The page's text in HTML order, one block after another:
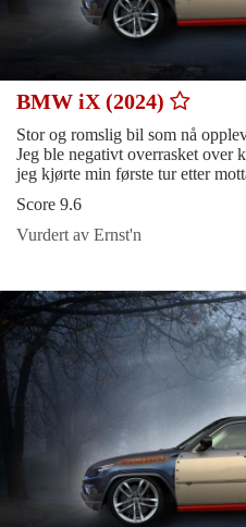
BMW iX (2024)
Stor og romslig bil som nå
Jeg ble negativt overrasket over
jeg kjørte min første tur etter
Score 9.6
Vurdert av Ernst'n